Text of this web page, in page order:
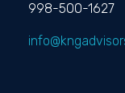
998-500-1627